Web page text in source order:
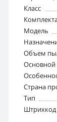
Класс
Модель
Объем
Основной
Страна
Тип
Штрихкод